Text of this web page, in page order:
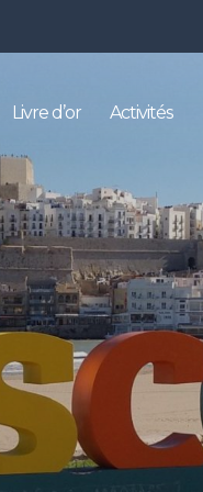
Livre d’or Activités